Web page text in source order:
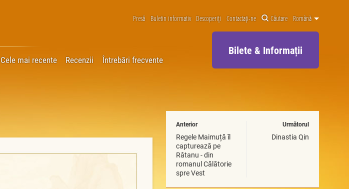
Cele mai recente Recenzii Întrebări frecvente
Presă Buletin informativ Descoperiți Contactați-ne Căutare Română
Bilete & Informații
Anterior
Regele Maimuță îl
capturează pe
Râtanu - din
romanul Călătorie
spre Vest
Următorul
Dinastia Qin